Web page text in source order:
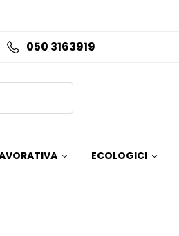
050 3163919
ECOLOGICI